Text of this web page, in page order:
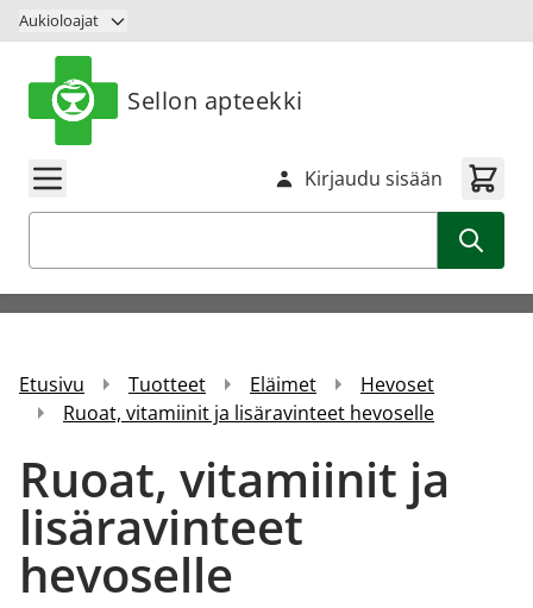
Siirry sisältöön
Aukioloajat
Sellon apteekki
Kirjaudu sisään
Etusivu Tuotteet Eläimet
Hevoset
Ruoat, vitamiinit ja lisäravinteet hevoselle
Ruoat, vitamiinit ja
lisäravinteet
hevoselle